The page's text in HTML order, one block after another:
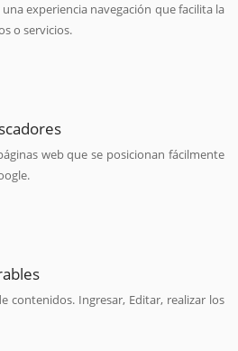
experiencia navegación que facilita la
o servicios.
web que se posicionan fácilmente
contenidos. Ingresar, Editar, realizar los